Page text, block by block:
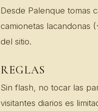
Desde Palenque tomas
camionetas lacandonas
del sitio.
REGLAS
Sin flash, no tocar las
visitantes diarios es